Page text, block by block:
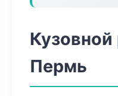
Кузовной
Пермь